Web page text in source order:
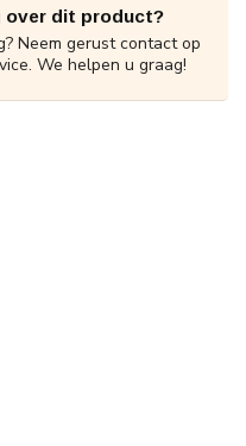
over dit product?
Neem gerust contact op
We helpen u graag!